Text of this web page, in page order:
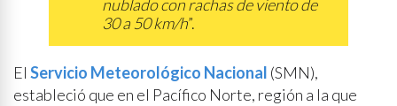
nublado con rachas de viento de
30 a 50 km/h”.
El Servicio Meteorológico Nacional (SMN),
estableció que en el Pacífico Norte, región a la que